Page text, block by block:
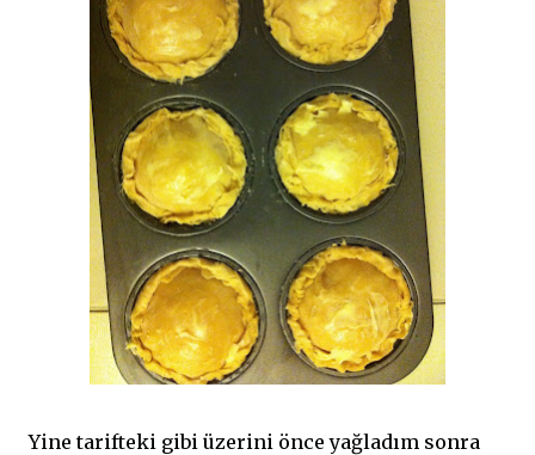
Yine tarifteki gibi üzerini önce yağladım sonra